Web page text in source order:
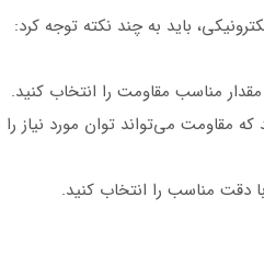
باید به چند نکته توجه کرد:
مناسب مقاومت را انتخاب کنید.
مقاومت می‌تواند توان مورد نیاز
دقت مناسب را انتخاب کنید.